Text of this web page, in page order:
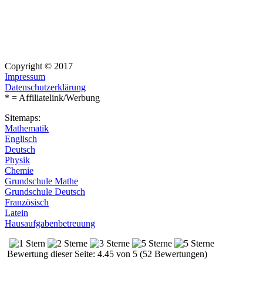
Copyright © 2017
Impressum
Datenschutzerklärung
* = Affiliatelink/Werbung
Sitemaps:
Mathematik
Englisch
Deutsch
Physik
Chemie
Grundschule Mathe
Grundschule Deutsch
Französisch
Latein
Hausaufgabenbetreuung
Bewertung dieser Seite: 4.45 von 5 (52 Bewertungen)